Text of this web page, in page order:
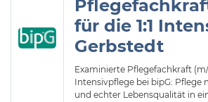
für die 1:1
Gerbstedt
Examinierte Pflegefachkraft (m/
Intensivpflege bei bipG: Pflege
und echter Lebensqualität in